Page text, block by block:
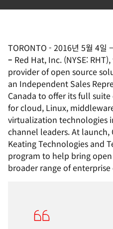
TORONTO - 2016년 5월 4일
– Red Hat, Inc. (NYSE:
provider of open source
an Independent Sales
Canada to offer its full
for cloud, Linux,
virtualization technologies
channel leaders. At
Keating Technologies and
program to help bring
broader range of